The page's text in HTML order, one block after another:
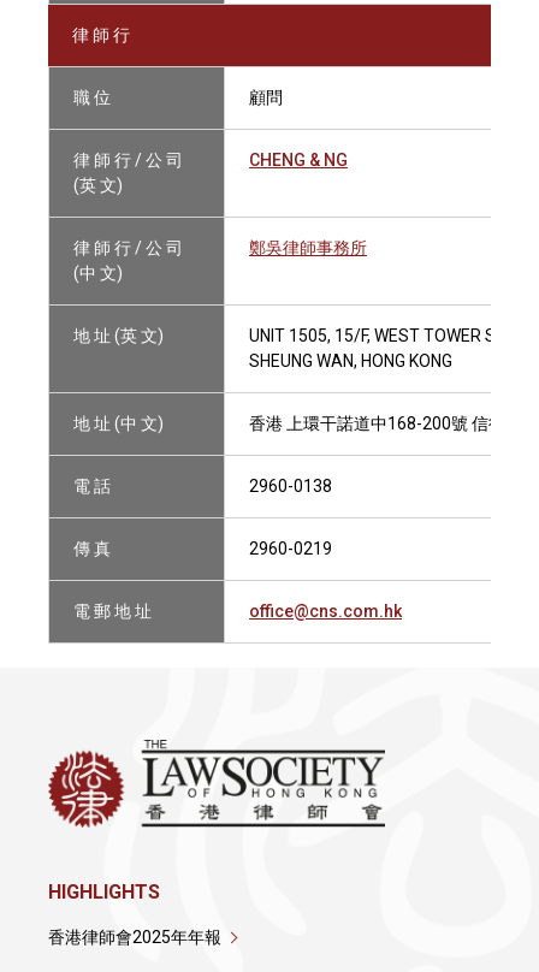
律 師 行
職 位 顧問
律 師 行 / 公 司
(英 文)
CHENG & NG
律 師 行 / 公 司
(中 文)
鄭吳律師事務所
地 址 (英 文)
UNIT 1505, 15/F, WEST TOWER SHUN
SHEUNG WAN, HONG KONG
地 址 (中 文) 香港 上環干諾道中168-200號 信德中
電 話 2960-0138
傳 真 2960-0219
電 郵 地 址 office@cns.com.hk
HIGHLIGHTS
香港律師會2025年年報